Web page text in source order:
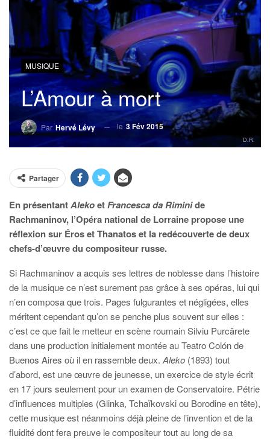
MUSIQUE
L’Amour à mort
Par Hervé Lévy le 3 Fév 2015
D.R.
Partager
En présentantAlekoetFrancesca da Riminide
Rachmaninov, l’Opéra national de Lorraine propose une
réflexion sur Éros et Thanatos et la redécouverte de deux
chefs-d’œuvre du compositeur russe.
Si Rachmaninov a acquis ses lettres de noblesse dans l’histoire
de la musique ce n’est surement pas grâce à ses opéras, lui qui
n’en composa que trois. Pages fulgurantes et négligées, elles
méritent cependant qu’on se penche plus souvent sur elles :
c’est ce que fait le metteur en scène roumain Silviu Purcărete
dans une production initialement montée au Teatro Colón de
Buenos Aires où il en rassemble deux. Aleko (1893) tout
d’abord, est une œuvre de jeunesse, un exercice de style écrit
en 17 jours seulement pour un examen de Conservatoire. Pétrie
d’influences multiples (Glinka, Tchaïkovski ou Borodine en tête),
cette musique est néanmoins déjà pleine de l’invention et de la
fluidité dont fera preuve le compositeur tout au long de sa